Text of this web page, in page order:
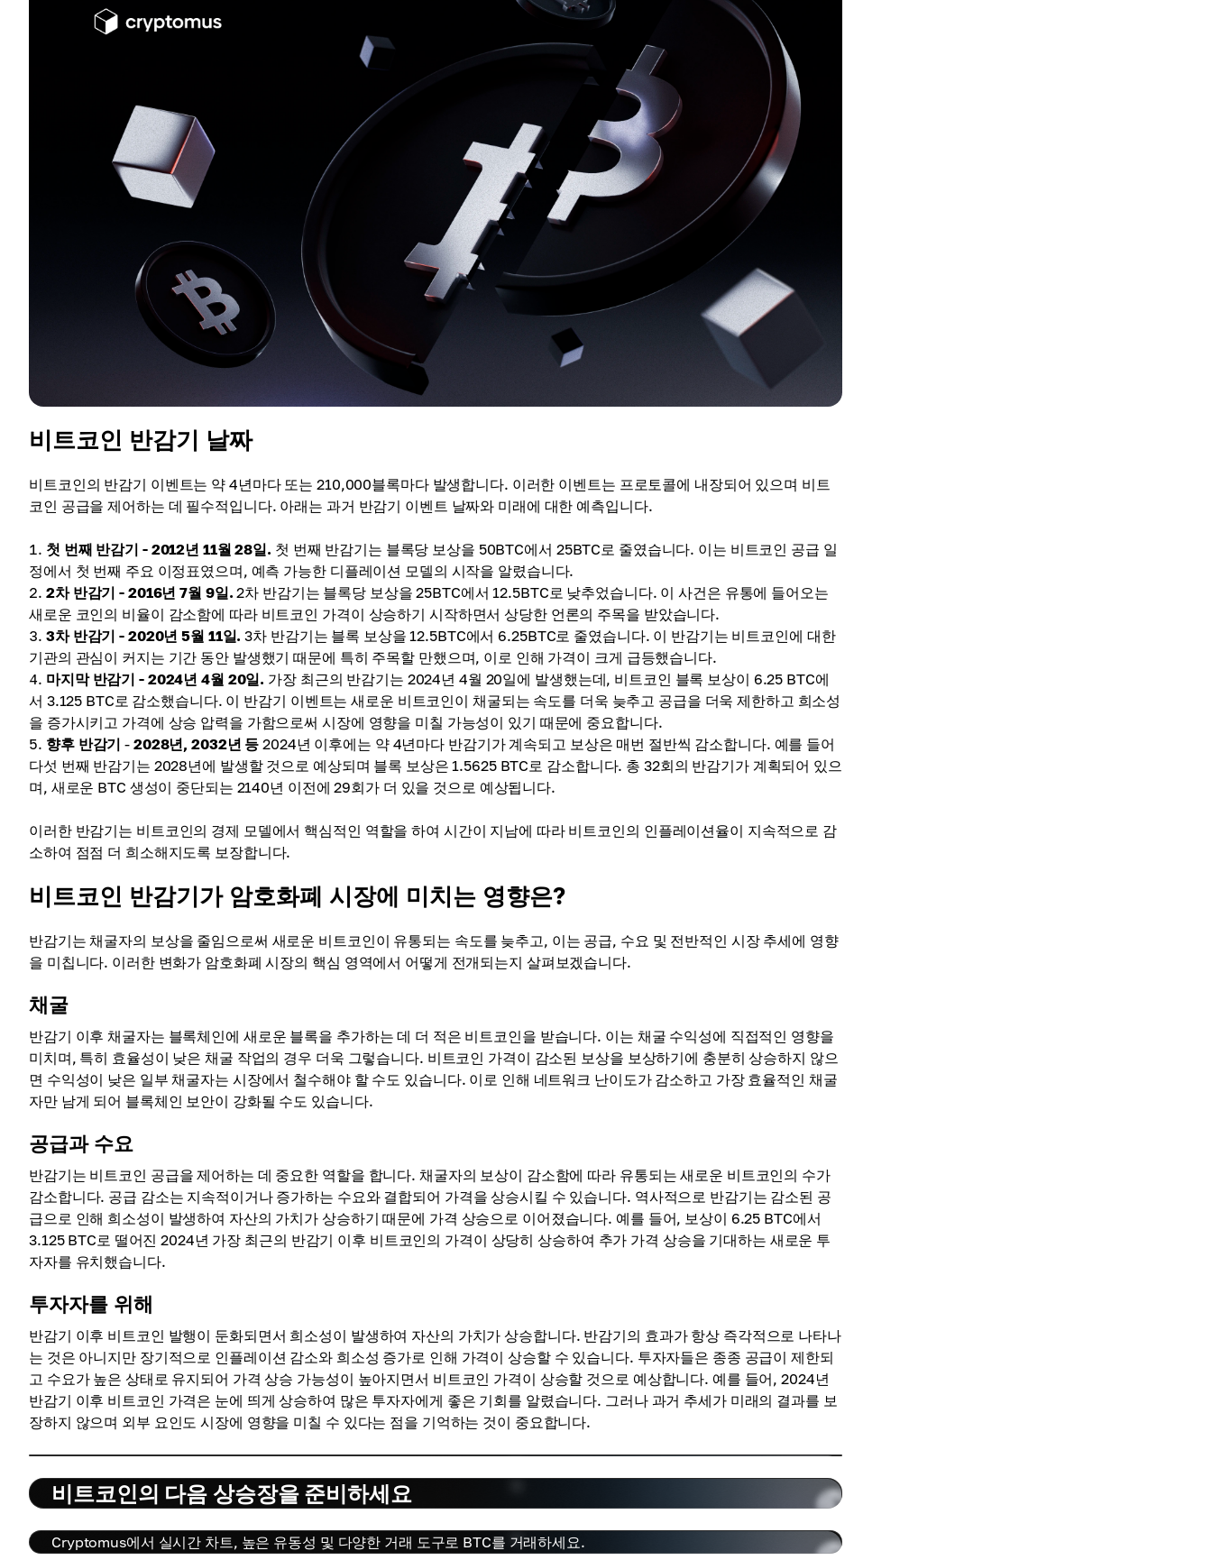
비트코인 ​​반감기 날짜
비트코인의 반감기 이벤트는 약 4년마다 또는 210,000블록마다 발생합니다. 이러한 이벤트는 프로토콜에 내장되어 있으며 비트
코인 ​​공급을 제어하는 ​​데 필수적입니다. 아래는 과거 반감기 ​​이벤트 날짜와 미래에 대한 예측입니다.
첫 번째 반감기 - 2012년 11월 28일. 첫 번째 반감기는 블록당 보상을 50BTC에서 25BTC로 줄였습니다. 이는 비트코인 ​​공급 일
정에서 첫 번째 주요 이정표였으며, 예측 가능한 디플레이션 모델의 시작을 알렸습니다.
2차 반감기 - 2016년 7월 9일. 2차 반감기는 블록당 보상을 25BTC에서 12.5BTC로 낮추었습니다. 이 사건은 유통에 들어오는
새로운 코인의 비율이 감소함에 따라 비트코인 ​​가격이 상승하기 시작하면서 상당한 언론의 주목을 받았습니다.
3차 반감기 - 2020년 5월 11일. 3차 반감기는 블록 보상을 12.5BTC에서 6.25BTC로 줄였습니다. 이 반감기는 비트코인에 대한
기관의 관심이 커지는 기간 동안 발생했기 때문에 특히 주목할 만했으며, 이로 인해 가격이 크게 급등했습니다.
마지막 반감기 - 2024년 4월 20일. 가장 최근의 반감기는 2024년 4월 20일에 발생했는데, 비트코인 ​​블록 보상이 6.25 BTC에
서 3.125 BTC로 감소했습니다. 이 반감기 이벤트는 새로운 비트코인이 채굴되는 속도를 더욱 늦추고 공급을 더욱 제한하고 희소성
을 증가시키고 가격에 상승 압력을 가함으로써 시장에 영향을 미칠 가능성이 있기 때문에 중요합니다.
향후 반감기 - 2028년, 2032년 등 2024년 이후에는 약 4년마다 반감기가 계속되고 보상은 매번 절반씩 감소합니다. 예를 들어
다섯 번째 반감기는 2028년에 발생할 것으로 예상되며 블록 보상은 1.5625 BTC로 감소합니다. 총 32회의 반감기가 계획되어 있으
며, 새로운 BTC 생성이 중단되는 2140년 이전에 29회가 더 있을 것으로 예상됩니다.
이러한 반감기는 비트코인의 경제 모델에서 핵심적인 역할을 하여 시간이 지남에 따라 비트코인의 인플레이션율이 지속적으로 감
소하여 점점 더 희소해지도록 보장합니다.
비트코인 ​​반감기가 암호화폐 시장에 미치는 영향은?
반감기는 채굴자의 보상을 줄임으로써 새로운 비트코인이 유통되는 속도를 늦추고, 이는 공급, 수요 및 전반적인 시장 추세에 영향
을 미칩니다. 이러한 변화가 암호화폐 시장의 핵심 영역에서 어떻게 전개되는지 살펴보겠습니다.
채굴
반감기 이후 채굴자는 블록체인에 새로운 블록을 추가하는 데 더 적은 비트코인을 받습니다. 이는 채굴 수익성에 직접적인 영향을
미치며, 특히 효율성이 낮은 채굴 작업의 경우 더욱 그렇습니다. 비트코인 ​​가격이 감소된 보상을 보상하기에 충분히 상승하지 않으
면 수익성이 낮은 일부 채굴자는 시장에서 철수해야 할 수도 있습니다. 이로 인해 네트워크 난이도가 감소하고 가장 효율적인 채굴
자만 남게 되어 블록체인 보안이 강화될 수도 있습니다.
공급과 수요
반감기는 비트코인 ​​공급을 제어하는 ​​데 중요한 역할을 합니다. 채굴자의 보상이 감소함에 따라 유통되는 새로운 비트코인의 수가
감소합니다. 공급 감소는 지속적이거나 증가하는 수요와 결합되어 가격을 상승시킬 수 있습니다. 역사적으로 반감기는 감소된 공
급으로 인해 희소성이 발생하여 자산의 가치가 상승하기 때문에 가격 상승으로 이어졌습니다. 예를 들어, 보상이 6.25 BTC에서
3.125 BTC로 떨어진 2024년 가장 최근의 반감기 이후 비트코인의 가격이 상당히 상승하여 추가 가격 상승을 기대하는 새로운 투
자자를 유치했습니다.
투자자를 위해
반감기 이후 비트코인 ​​발행이 둔화되면서 희소성이 발생하여 자산의 가치가 상승합니다. 반감기의 효과가 항상 즉각적으로 나타나
는 것은 아니지만 장기적으로 인플레이션 감소와 희소성 증가로 인해 가격이 상승할 수 있습니다. 투자자들은 종종 공급이 제한되
고 수요가 높은 상태로 유지되어 가격 상승 가능성이 높아지면서 비트코인 ​​가격이 상승할 것으로 예상합니다. 예를 들어, 2024년
반감기 이후 비트코인 ​​가격은 눈에 띄게 상승하여 많은 투자자에게 좋은 기회를 알렸습니다. 그러나 과거 추세가 미래의 결과를 보
장하지 않으며 외부 요인도 시장에 영향을 미칠 수 있다는 점을 기억하는 것이 중요합니다.
비트코인의 다음 상승장을 준비하세요
Cryptomus에서 실시간 차트, 높은 유동성 및 다양한 거래 도구로 BTC를 거래하세요.